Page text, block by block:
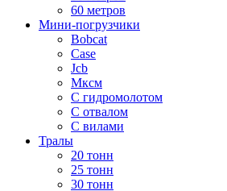
60 метров
Мини-погрузчики
Bobcat
Case
Jcb
Мксм
С гидромолотом
С отвалом
С вилами
Тралы
20 тонн
25 тонн
30 тонн